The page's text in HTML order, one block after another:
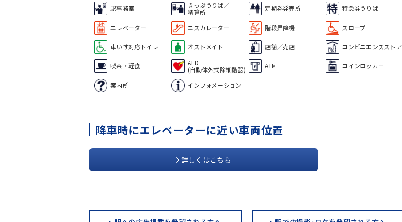
駅事務室
きっぷうりば／
精算所
定期券発売所 特急券うりば
エレベーター エスカレーター 階段昇降機 スロープ
車いす対応トイレ オストメイト 店舗／売店 コンビニエンスストア
喫茶・軽食
AED
(自動体外式除細動器)
ATM コインロッカー
案内所 インフォメーション
降車時にエレベーターに近い車両位置
詳しくはこちら